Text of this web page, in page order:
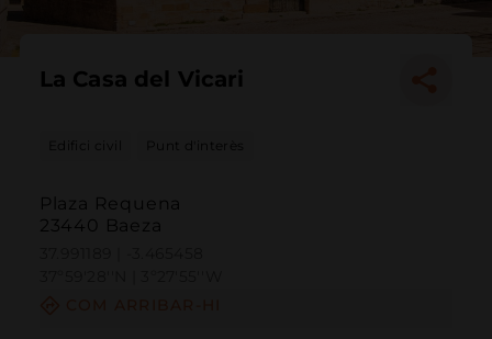
La Casa del Vicari
Edifici civil Punt d'interès
Plaza Requena
23440 Baeza